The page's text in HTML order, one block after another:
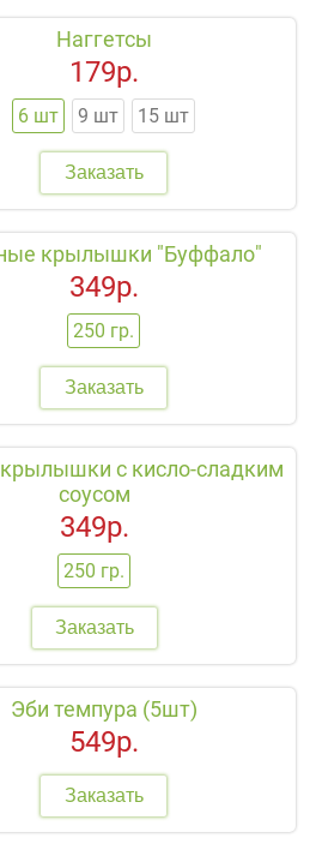
Наггетсы
6 шт 9 шт 15 шт
179р.
Заказать
крылышки "Буффало"
250 гр.
349р.
Заказать
с кисло-сладким
соусом
250 гр.
349р.
Заказать
Эби темпура (5шт)
549р.
Заказать